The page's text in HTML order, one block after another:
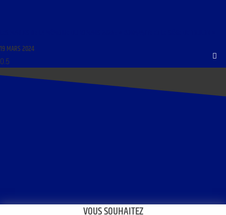
19 MARS 2024
VOUS SOUHAITEZ